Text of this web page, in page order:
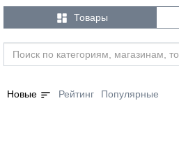
 Товары
Новые sort Рейтинг Популярные